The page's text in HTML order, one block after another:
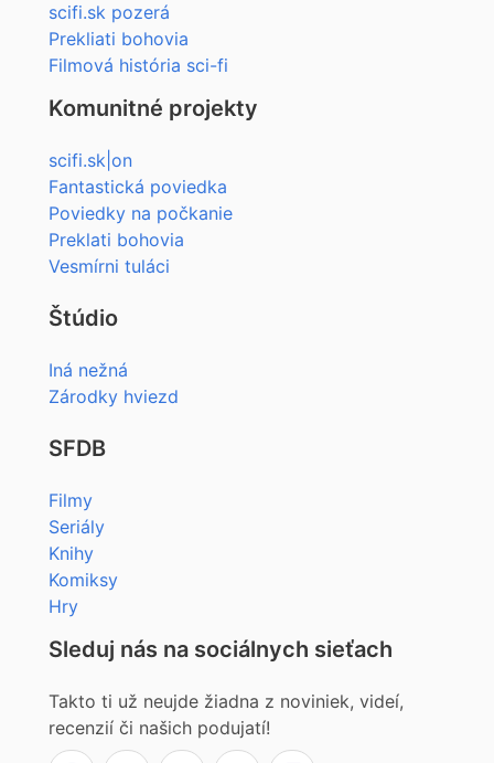
scifi.sk pozerá
Prekliati bohovia
Filmová história sci-fi
Komunitné projekty
scifi.sk|on
Fantastická poviedka
Poviedky na počkanie
Preklati bohovia
Vesmírni tuláci
Štúdio
Iná nežná
Zárodky hviezd
SFDB
Filmy
Seriály
Knihy
Komiksy
Hry
Sleduj nás na sociálnych sieťach
Takto ti už neujde žiadna z noviniek, videí,
recenzií či našich podujatí!